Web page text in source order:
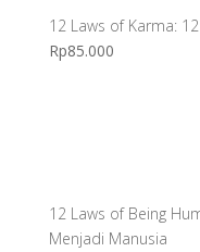
12 Laws of Karma:
Rp85.000
12 Laws of Being
Menjadi Manusia